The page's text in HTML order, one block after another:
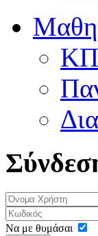
Να με θυμάσαι